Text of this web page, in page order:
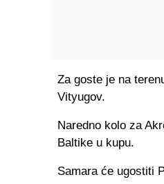
Za goste je na
Vityugov.
Naredno kolo za
Baltike u kupu.
Samara će ugostiti